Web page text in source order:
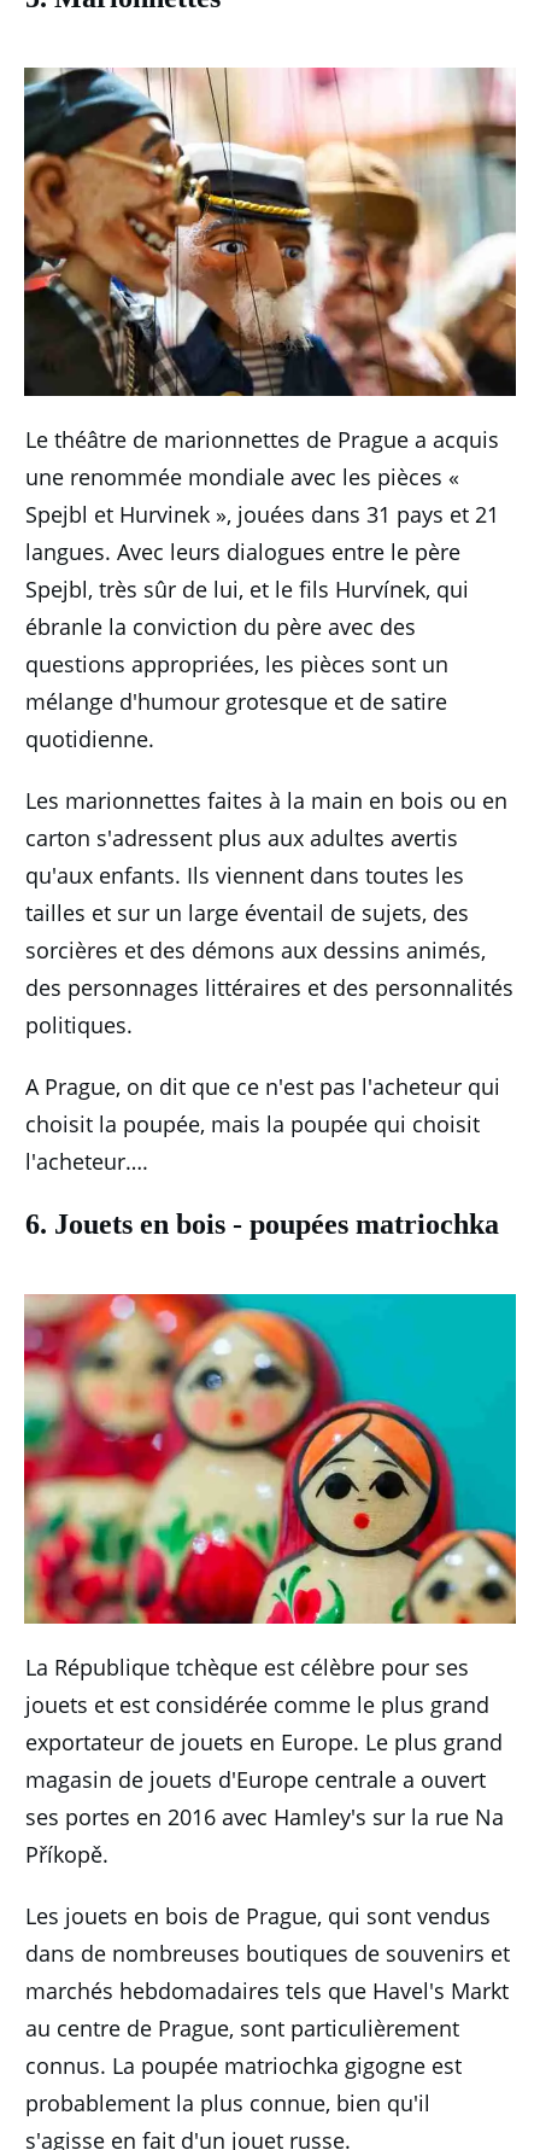
Le théâtre de marionnettes de Prague a acquis
une renommée mondiale avec les pièces «
Spejbl et Hurvinek », jouées dans 31 pays et 21
langues. Avec leurs dialogues entre le père
Spejbl, très sûr de lui, et le fils Hurvínek, qui
ébranle la conviction du père avec des
questions appropriées, les pièces sont un
mélange d'humour grotesque et de satire
quotidienne.
Les marionnettes faites à la main en bois ou en
carton s'adressent plus aux adultes avertis
qu'aux enfants. Ils viennent dans toutes les
tailles et sur un large éventail de sujets, des
sorcières et des démons aux dessins animés,
des personnages littéraires et des personnalités
politiques.
A Prague, on dit que ce n'est pas l'acheteur qui
choisit la poupée, mais la poupée qui choisit
l'acheteur….
6. Jouets en bois - poupées matriochka
La République tchèque est célèbre pour ses
jouets et est considérée comme le plus grand
exportateur de jouets en Europe. Le plus grand
magasin de jouets d'Europe centrale a ouvert
ses portes en 2016 avec Hamley's sur la rue Na
Příkopě.
Les jouets en bois de Prague, qui sont vendus
dans de nombreuses boutiques de souvenirs et
marchés hebdomadaires tels que Havel's Markt
au centre de Prague, sont particulièrement
connus. La poupée matriochka gigogne est
probablement la plus connue, bien qu'il
s'agisse en fait d'un jouet russe.